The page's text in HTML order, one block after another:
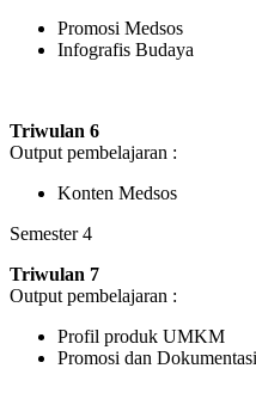
Promosi Medsos
Infografis Budaya
Triwulan 6
Output pembelajaran :
Konten Medsos
Semester 4
Triwulan 7
Output pembelajaran :
Profil produk UMKM
Promosi dan